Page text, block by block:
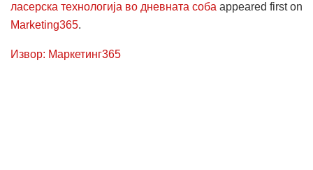
ласерска технологија во дневната соба appeared first on
Marketing365.
Извор: Маркетинг365